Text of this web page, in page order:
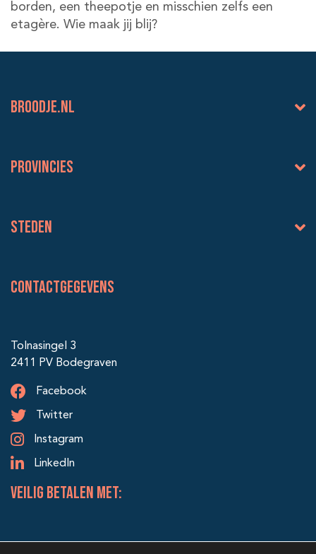
borden, een theepotje en misschien zelfs een
etagère. Wie maak jij blij?
BROODJE.NL
Provincies
Steden
Contactgegevens
Tolnasingel 3
2411 PV Bodegraven
Facebook
Twitter
Instagram
LinkedIn
veilig betalen met: